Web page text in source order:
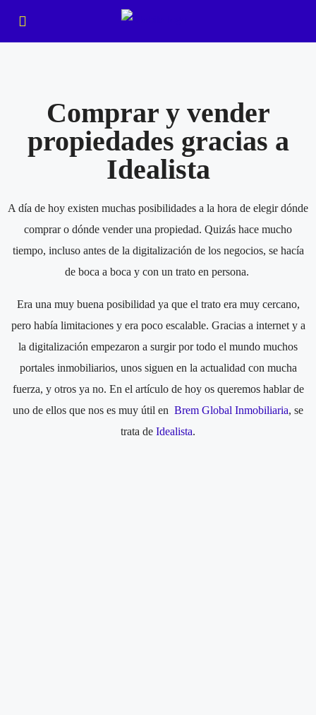
Comprar y vender
propiedades gracias a
Idealista
A día de hoy existen muchas posibilidades a la hora de elegir dónde
comprar o dónde vender una propiedad. Quizás hace mucho
tiempo, incluso antes de la digitalización de los negocios, se hacía
de boca a boca y con un trato en persona.
Era una muy buena posibilidad ya que el trato era muy cercano,
pero había limitaciones y era poco escalable. Gracias a internet y a
la digitalización empezaron a surgir por todo el mundo muchos
portales inmobiliarios, unos siguen en la actualidad con mucha
fuerza, y otros ya no. En el artículo de hoy os queremos hablar de
uno de ellos que nos es muy útil en Brem Global Inmobiliaria, se
trata de Idealista.